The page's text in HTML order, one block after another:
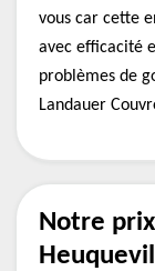
vous car cette
avec efficacité
problèmes de
Landauer
Notre